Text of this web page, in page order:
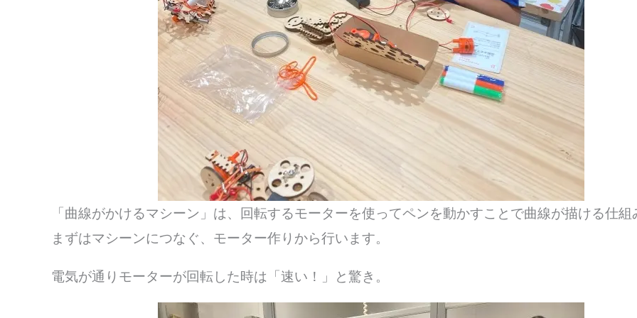
「曲線がかけるマシーン」は、回転するモーターを使ってペンを動かすことで曲線が描ける仕
まずはマシーンにつなぐ、モーター作りから行います。
電気が通りモーターが回転した時は「速い！」と驚き。